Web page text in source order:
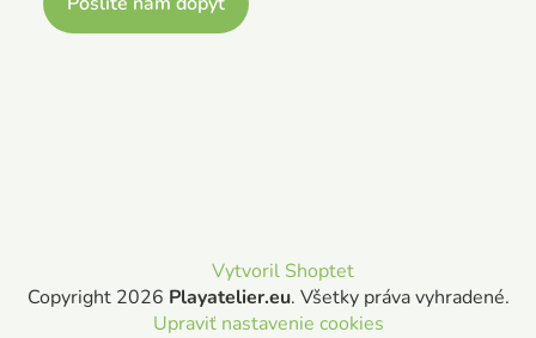
Vytvoril Shoptet
Copyright 2026 Playatelier.eu. Všetky práva vyhradené.
Upraviť nastavenie cookies